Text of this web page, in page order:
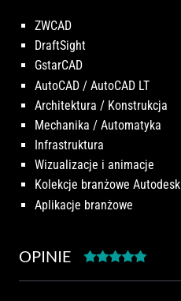
ZWCAD
DraftSight
GstarCAD
AutoCAD / AutoCAD LT
Architektura / Konstrukcja
Mechanika / Automatyka
Infrastruktura
Wizualizacje i animacje
Kolekcje branżowe Autodesk
Aplikacje branżowe
OPINIE